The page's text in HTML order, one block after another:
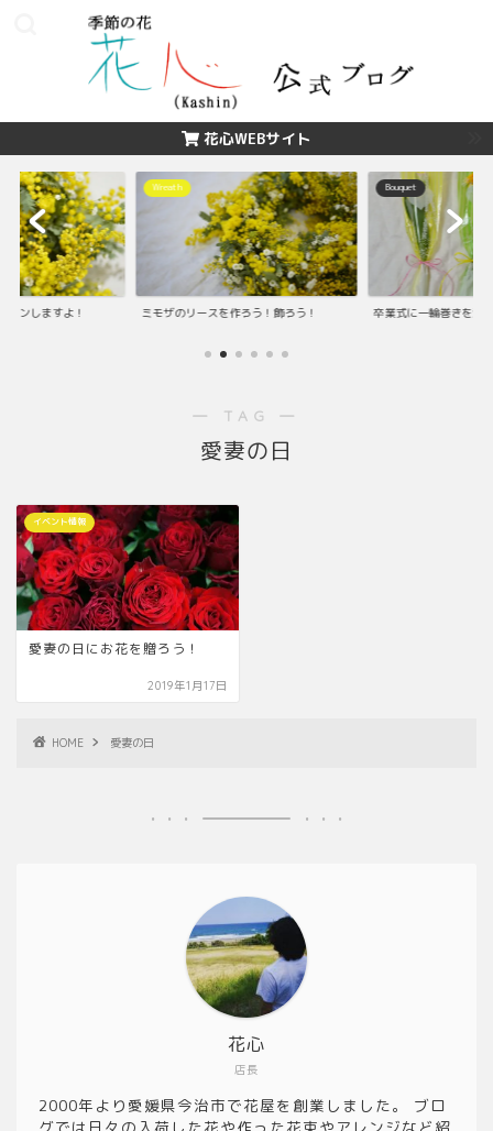
花心WEBサイト
スンしますよ！
Wreath
ミモザのリースを作ろう！飾ろう！
Bouquet
卒業式に一輪巻きを渡
― TAG ―
愛妻の日
イベント情報
愛妻の日にお花を贈ろう！
2019年1月17日
HOME 愛妻の日
店長
花心
2000年より愛媛県今治市で花屋を創業しました。 ブロ